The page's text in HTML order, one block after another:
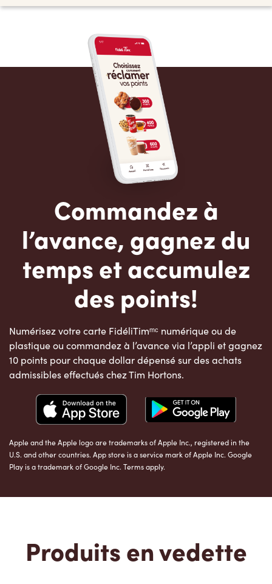
Commandez à
l’avance, gagnez du
temps et accumulez
des points!
Numérisez votre carte FidéliTimᵐᶜ numérique ou de
plastique ou commandez à l’avance via l’appli et gagnez
10 points pour chaque dollar dépensé sur des achats
admissibles effectués chez Tim Hortons.
Apple and the Apple logo are trademarks of Apple Inc., registered in the
U.S. and other countries. App store is a service mark of Apple Inc. Google
Play is a trademark of Google Inc. Terms apply.
Produits en vedette